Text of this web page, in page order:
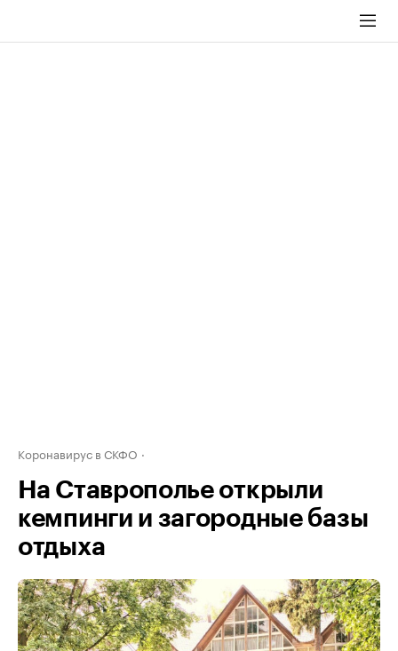
Коронавирус в СКФО
На Ставрополье открыли
кемпинги и загородные базы
отдыха